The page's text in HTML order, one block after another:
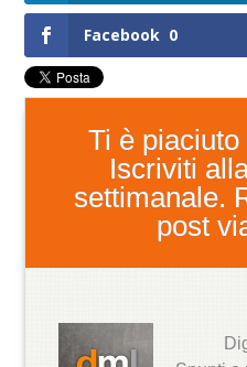
Facebook 0
Ti è
Iscriviti
settimanale.
post